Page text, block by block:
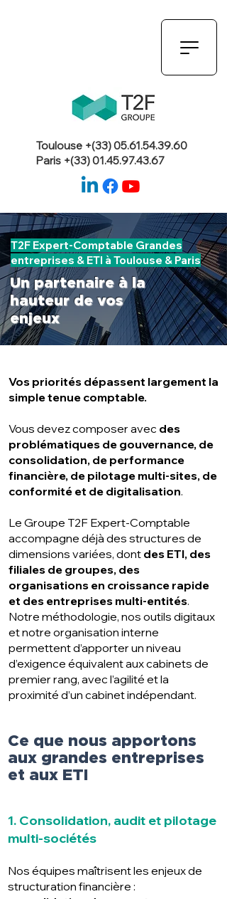
Toulouse +(33)05.61.54.39.60
Paris +(33)01.45.97.43.67
T2F Expert-Comptable Grandes
entreprises & ETI à Toulouse & Paris
Un partenaire à la
hauteur de vos
enjeux
Vos priorités dépassent largement la
simple tenue comptable.
Vous devez composer avec des
problématiques de gouvernance, de
consolidation, de performance
financière, de pilotage multi-sites, de
conformité et de digitalisation.
Le Groupe T2F Expert-Comptable
accompagne déjà des structures de
dimensions variées, dont des ETI, des
filiales de groupes, des
organisations en croissance rapide
et des entreprises multi-entités.
Notre méthodologie, nos outils digitaux
et notre organisation interne
permettent d’apporter un niveau
d’exigence équivalent aux cabinets de
premier rang, avec l’agilité et la
proximité d’un cabinet indépendant.
Ce que nous apportons
aux grandes entreprises
et aux ETI
1. Consolidation, audit et pilotage
multi-sociétés
Nos équipes maîtrisent les enjeux de
structuration financière :